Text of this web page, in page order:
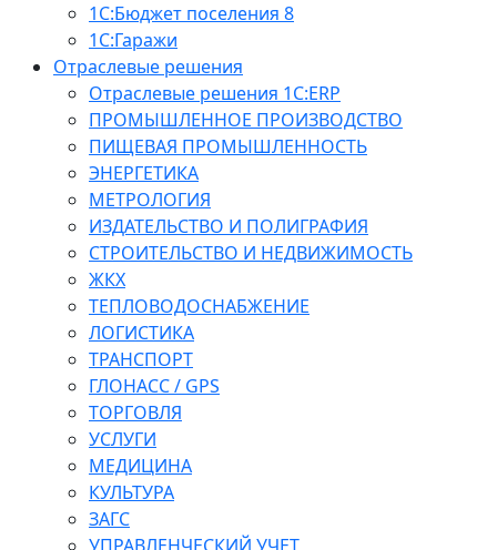
1С:Бюджет поселения 8
1С:Гаражи
Отраслевые решения
Отраслевые решения 1C:ERP
ПРОМЫШЛЕННОЕ ПРОИЗВОДСТВО
ПИЩЕВАЯ ПРОМЫШЛЕННОСТЬ
ЭНЕРГЕТИКА
МЕТРОЛОГИЯ
ИЗДАТЕЛЬСТВО И ПОЛИГРАФИЯ
СТРОИТЕЛЬСТВО И НЕДВИЖИМОСТЬ
ЖКХ
ТЕПЛОВОДОСНАБЖЕНИЕ
ЛОГИСТИКА
ТРАНСПОРТ
ГЛОНАСС / GPS
ТОРГОВЛЯ
УСЛУГИ
МЕДИЦИНА
КУЛЬТУРА
ЗАГС